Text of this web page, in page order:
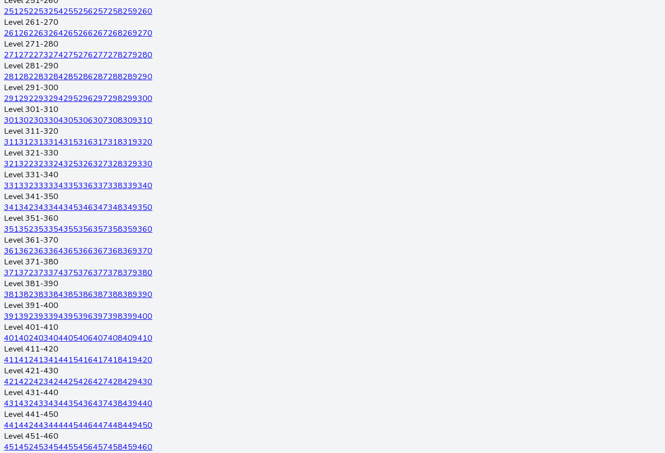
251252253254255256257258259260
Level 261-270
261262263264265266267268269270
Level 271-280
271272273274275276277278279280
Level 281-290
281282283284285286287288289290
Level 291-300
291292293294295296297298299300
Level 301-310
301302303304305306307308309310
Level 311-320
311312313314315316317318319320
Level 321-330
321322323324325326327328329330
Level 331-340
331332333334335336337338339340
Level 341-350
341342343344345346347348349350
Level 351-360
351352353354355356357358359360
Level 361-370
361362363364365366367368369370
Level 371-380
371372373374375376377378379380
Level 381-390
381382383384385386387388389390
Level 391-400
391392393394395396397398399400
Level 401-410
401402403404405406407408409410
Level 411-420
411412413414415416417418419420
Level 421-430
421422423424425426427428429430
Level 431-440
431432433434435436437438439440
Level 441-450
441442443444445446447448449450
Level 451-460
451452453454455456457458459460